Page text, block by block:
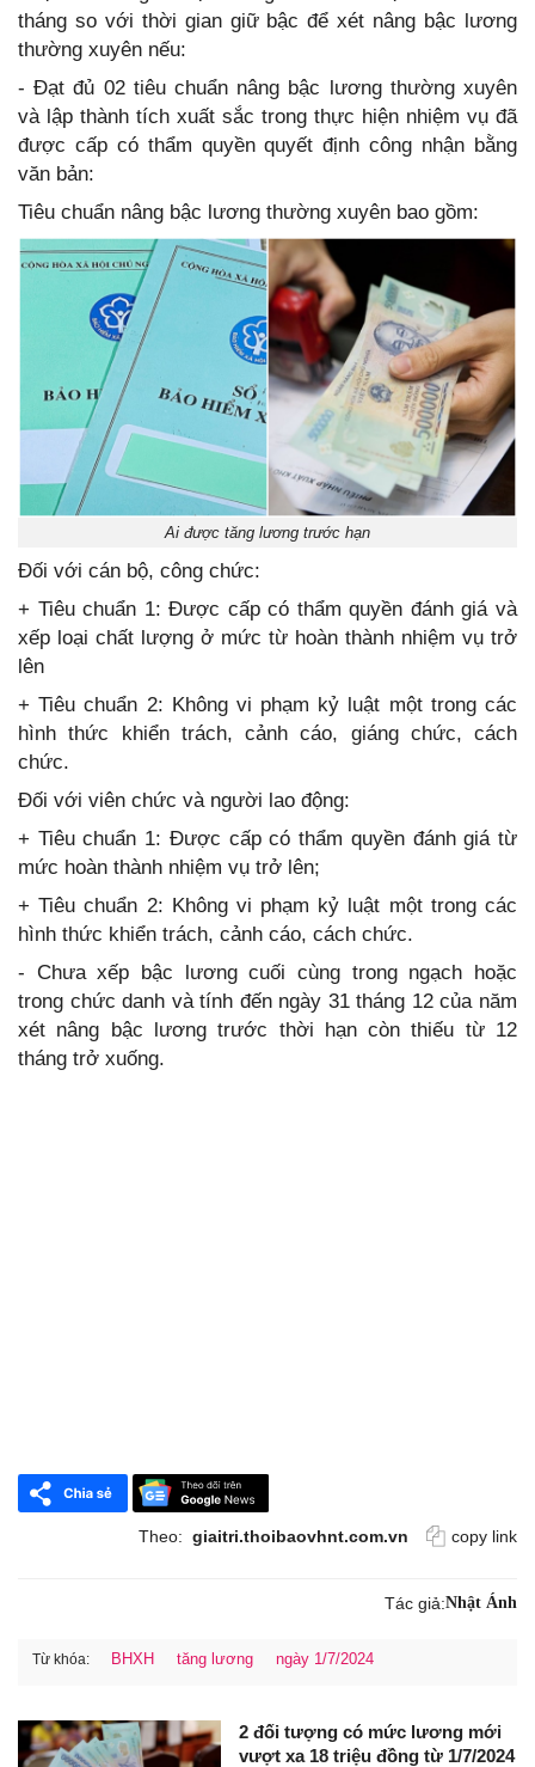
tháng so với thời gian giữ bậc để xét nâng bậc lương
thường xuyên nếu:
- Đạt đủ 02 tiêu chuẩn nâng bậc lương thường xuyên
và lập thành tích xuất sắc trong thực hiện nhiệm vụ đã
được cấp có thẩm quyền quyết định công nhận bằng
văn bản:
Tiêu chuẩn nâng bậc lương thường xuyên bao gồm:
Ai được tăng lương trước hạn
Đối với cán bộ, công chức:
+ Tiêu chuẩn 1: Được cấp có thẩm quyền đánh giá và
xếp loại chất lượng ở mức từ hoàn thành nhiệm vụ trở
lên
+ Tiêu chuẩn 2: Không vi phạm kỷ luật một trong các
hình thức khiển trách, cảnh cáo, giáng chức, cách
chức.
Đối với viên chức và người lao động:
+ Tiêu chuẩn 1: Được cấp có thẩm quyền đánh giá từ
mức hoàn thành nhiệm vụ trở lên;
+ Tiêu chuẩn 2: Không vi phạm kỷ luật một trong các
hình thức khiển trách, cảnh cáo, cách chức.
- Chưa xếp bậc lương cuối cùng trong ngạch hoặc
trong chức danh và tính đến ngày 31 tháng 12 của năm
xét nâng bậc lương trước thời hạn còn thiếu từ 12
tháng trở xuống.
Theo: giaitri.thoibaovhnt.com.vn copy link
Tác giả:Nhật Ánh
Từ khóa: BHXH tăng lương ngày 1/7/2024
2 đối tượng có mức lương mới
vượt xa 18 triệu đồng từ 1/7/2024